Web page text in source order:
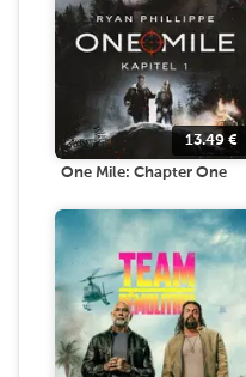
13.49 €
One Mile: Chapter One